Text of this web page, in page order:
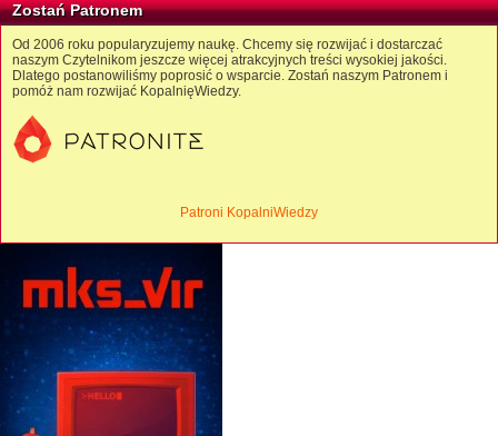
Zostań Patronem
Od 2006 roku popularyzujemy naukę. Chcemy się rozwijać i dostarczać
naszym Czytelnikom jeszcze więcej atrakcyjnych treści wysokiej jakości.
Dlatego postanowiliśmy poprosić o wsparcie. Zostań naszym Patronem i
pomóż nam rozwijać KopalnięWiedzy.
Patroni KopalniWiedzy